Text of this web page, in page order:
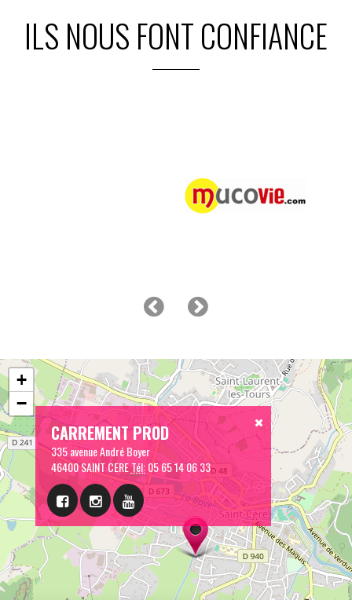
ILS NOUS FONT CONFIANCE
CARREMENT PROD
335 avenue André Boyer
46400 SAINT CERETél:05 65 14 06 33
+
−